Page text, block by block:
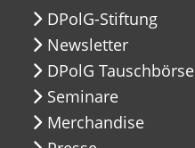
DPolG-Stiftung
Newsletter
DPolG Tauschbörse
Seminare
Merchandise